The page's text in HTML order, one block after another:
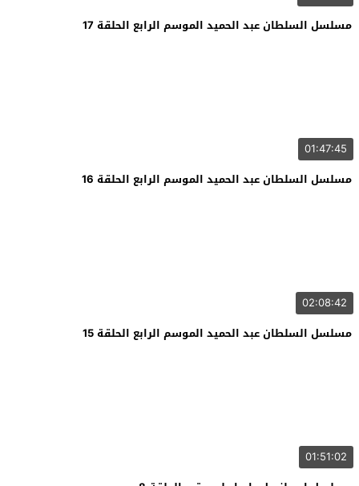
مسلسل السلطان عبد الحميد الموسم الرابع الحلقة 17
01:47:45
مسلسل السلطان عبد الحميد الموسم الرابع الحلقة 16
02:08:42
مسلسل السلطان عبد الحميد الموسم الرابع الحلقة 15
01:51:02